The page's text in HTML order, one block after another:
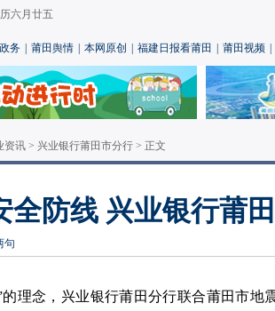
六月廿五
务 莆田舆情 本网原创 福建日报看莆田 莆田视频
资讯 > 兴业银行莆田市分行 > 正文
全防线 兴业银行莆
句
理念，兴业银行莆田分行联合莆田市地